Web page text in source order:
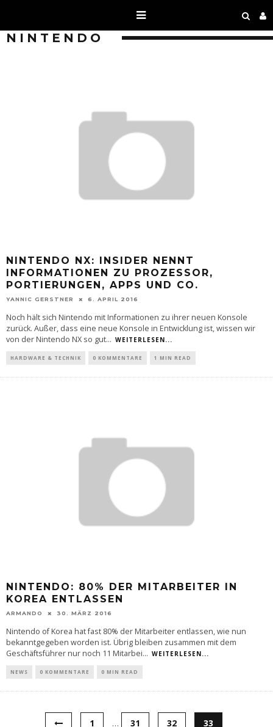
NINTENDO
NINTENDO NX: INSIDER NENNT
INFORMATIONEN ZU PROZESSOR,
PORTIERUNGEN, APPS UND CO.
YANNIC GERSTNER 6. APRIL 2016
Noch hält sich Nintendo mit Informationen zu ihrer neuen Konsole
zurück. Außer, dass eine neue Konsole in Entwicklung ist, wissen wir
von der Nintendo NX so gut... WEITERLESEN...
HARDWARE & TECHNIK 0 KOMMENTARE 1 MIN READ
NINTENDO: 80% DER MITARBEITER IN
KOREA ENTLASSEN
ARMANDO 30. MÄRZ 2016
Nintendo of Korea hat fast 80% der Mitarbeiter entlassen, wie nun
bekanntgegeben worden ist. Übrig bleiben zusammen mit dem
Geschäftsführer nur noch 11 Mitarbei... WEITERLESEN...
NEWS 0 KOMMENTARE 0 MIN READ
1 … 31 32 33